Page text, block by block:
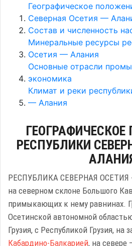
Географическое
Северная Осетия —
Состав и численность
Минеральные ресурсы
Осетия — Алания
Основные отрасли
экономика
Климат и реки
— Алания
РЕСПУБЛИКИ
РЕСПУБЛИКА СЕВЕРНАЯ ОСЕТИЯ
на северном склоне Большого
примыкающих к нему равнинах.
Осетинской автономной
Грузия, с Республикой Грузия, на
Кабардино-Балкарией, на севере